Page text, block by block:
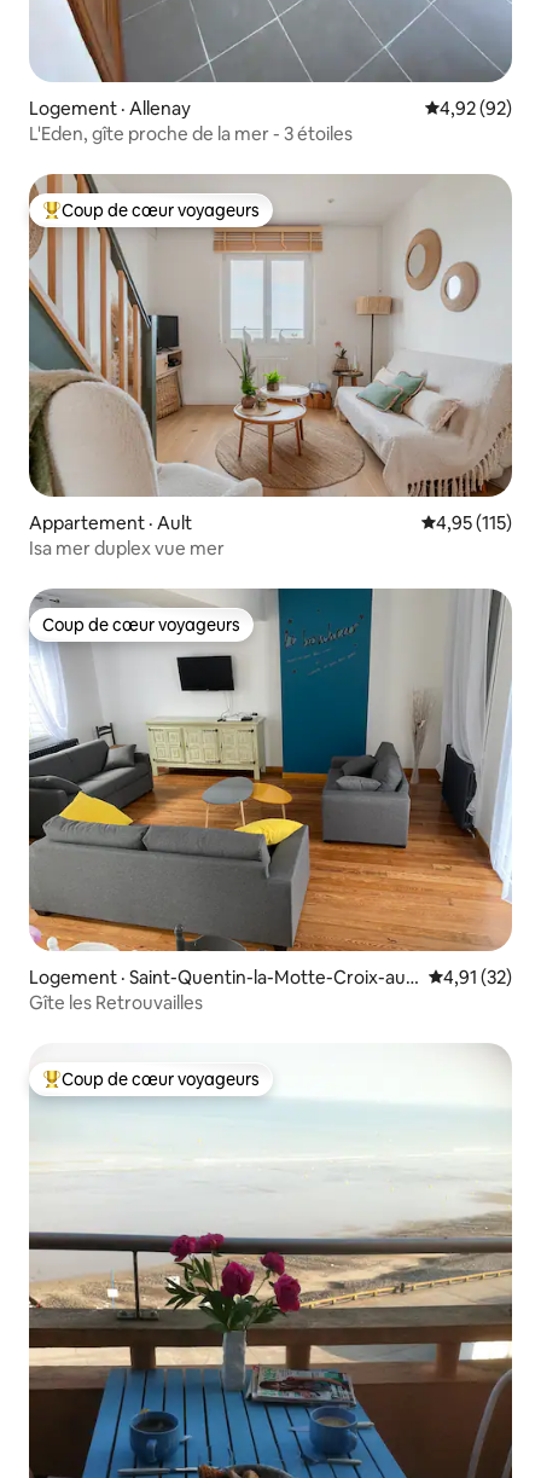
Logement · Allenay Note
4,92 (92)
L'Eden, gîte proche de la mer - 3 étoiles
Coup de cœur voyageurs parmi les plus aimés
Coup de cœur voyageurs
Appartement · Ault Note
4,95 (115)
Isa mer duplex vue mer
Coup de cœur voyageurs
Coup de cœur voyageurs
Logement · Saint-Quentin-la-Motte-Croix-au-
Bailly
Note
4,91 (32)
Gîte les Retrouvailles
Coup de cœur voyageurs parmi les plus aimés
Coup de cœur voyageurs